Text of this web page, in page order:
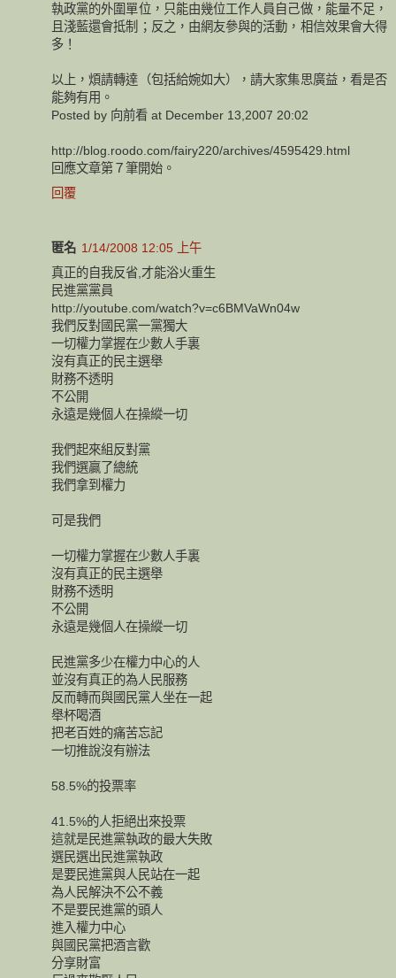
執政黨的外圍單位，只能由幾位工作人員自己做，能量不足，
且淺藍還會抵制；反之，由網友參與的活動，相信效果會大得
多！
以上，煩請轉達（包括給婉如大），請大家集思廣益，看是否
能夠有用。
Posted by 向前看 at December 13,2007 20:02
http://blog.roodo.com/fairy220/archives/4595429.html
回應文章第７筆開始。
回覆
匿名 1/14/2008 12:05 上午
真正的自我反省,才能浴火重生
民進黨黨員
http://youtube.com/watch?v=c6BMVaWn04w
我們反對國民黨一黨獨大
一切權力掌握在少數人手裏
沒有真正的民主選舉
財務不透明
不公開
永遠是幾個人在操縱一切
我們起來組反對黨
我們選贏了總統
我們拿到權力
可是我們
一切權力掌握在少數人手裏
沒有真正的民主選舉
財務不透明
不公開
永遠是幾個人在操縱一切
民進黨多少在權力中心的人
並沒有真正的為人民服務
反而轉而與國民黨人坐在一起
舉杯喝酒
把老百姓的痛苦忘記
一切推說沒有辦法
58.5%的投票率
41.5%的人拒絕出來投票
這就是民進黨執政的最大失敗
選民選出民進黨執政
是要民進黨與人民站在一起
為人民解決不公不義
不是要民進黨的頭人
進入權力中心
與國民黨把酒言歡
分享財富